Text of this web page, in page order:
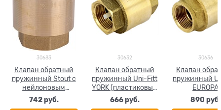
30683
Клапан обратный
пружинный Stout с
нейлоновым
седлом 3/4"
742 руб.
30632
Клапан обратный
пружинный Uni-Fitt
YORK (пластиковый
затвор) 3/4"
666 руб.
30636
Клапан
пружинный
EUROPA
затвор) 3/
890 руб.